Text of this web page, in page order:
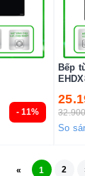
- 11%
Bếp
So
« 1 2